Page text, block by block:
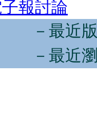
報討論
－最近
－最近